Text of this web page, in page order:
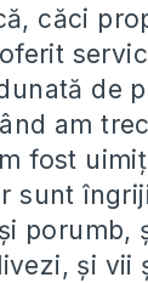
căci
de
am
fost
sunt
porumb,
și vii